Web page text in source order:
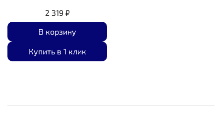
2 319 ₽
В корзину
Купить в 1 клик